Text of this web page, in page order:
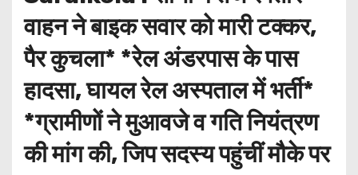
वाहन ने बाइक सवार को मारी टक्कर,
पैर कुचला* *रेल अंडरपास के पास
हादसा, घायल रेल अस्पताल में भर्ती*
*ग्रामीणों ने मुआवजे व गति नियंत्रण
की मांग की, जिप सदस्य पहुंचीं मौके पर